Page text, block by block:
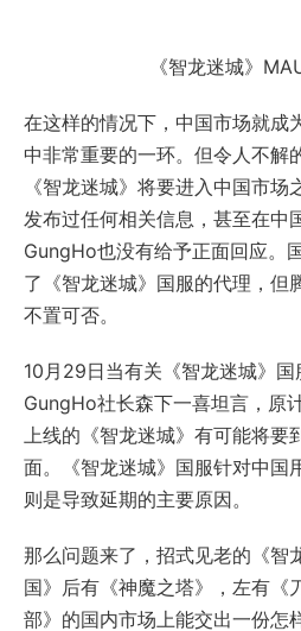
《智龙迷城》
在这样的情况下，中国市场就成
中非常重要的一环。但令人不解
《智龙迷城》将要进入中国市
发布过任何相关信息，甚至在中
GungHo也没有给予正面回应。
了《智龙迷城》国服的代理，但
不置可否。
10月29日当有关《智龙迷城》国
GungHo社长森下一喜坦言，原
上线的《智龙迷城》有可能将要
面。《智龙迷城》国服针对中国
则是导致延期的主要原因。
那么问题来了，招式见老的《智
国》后有《神魔之塔》，左有《
部》的国内市场上能交出一份怎